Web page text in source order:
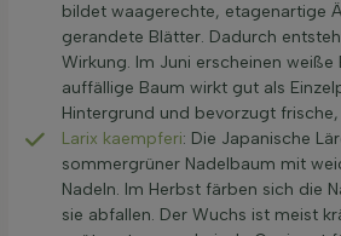
bildet waagerechte, etagenartige
gerandete Blätter. Dadurch
Wirkung. Im Juni erscheinen weiße
auffällige Baum wirkt gut als
Hintergrund und bevorzugt
Larix kaempferi: Die Japanische
sommergrüner Nadelbaum mit
Nadeln. Im Herbst färben sich die
sie abfallen. Der Wuchs ist meist